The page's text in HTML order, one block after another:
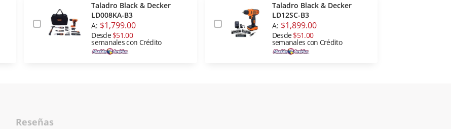
Taladro Black & Decker
LD008KA-B3
A: $1,799.00
Desde$51.00
semanales con Crédito
Taladro Black & Decker
LD12SC-B3
A: $1,899.00
Desde$51.00
semanales con Crédito
Reseñas